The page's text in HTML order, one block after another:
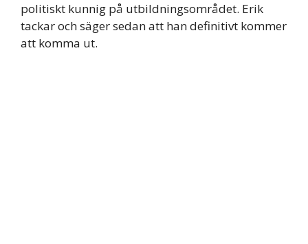
politiskt kunnig på utbildningsområdet. Erik
tackar och säger sedan att han definitivt kommer
att komma ut.